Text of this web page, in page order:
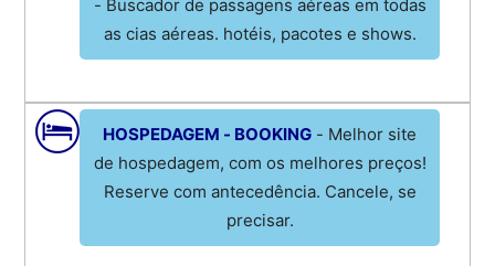
- Buscador de passagens aéreas em todas
as cias aéreas. hotéis, pacotes e shows.
HOSPEDAGEM - BOOKING - Melhor site
de hospedagem, com os melhores preços!
Reserve com antecedência. Cancele, se
precisar.